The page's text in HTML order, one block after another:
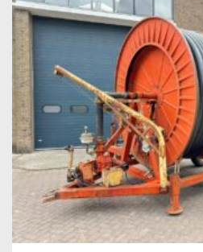
Lees meer